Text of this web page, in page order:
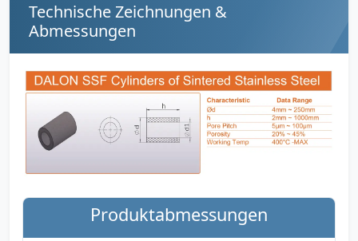
Technische Zeichnungen &
Abmessungen
Produktabmessungen